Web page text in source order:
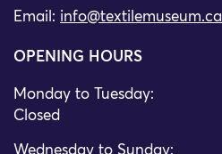
Email: info@textilemuseum.ca
OPENING HOURS
Monday to Tuesday:
Closed